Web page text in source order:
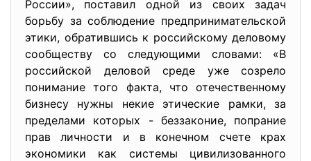
России», поставил одной из своих задач
борьбу за соблюдение предпринимательской
этики, обратившись к российскому деловому
сообществу со следующими словами: «В
российской деловой среде уже созрело
понимание того факта, что отечественному
бизнесу нужны некие этические рамки, за
пределами которых - беззаконие, попрание
прав личности и в конечном счете крах
экономики как системы цивилизованного